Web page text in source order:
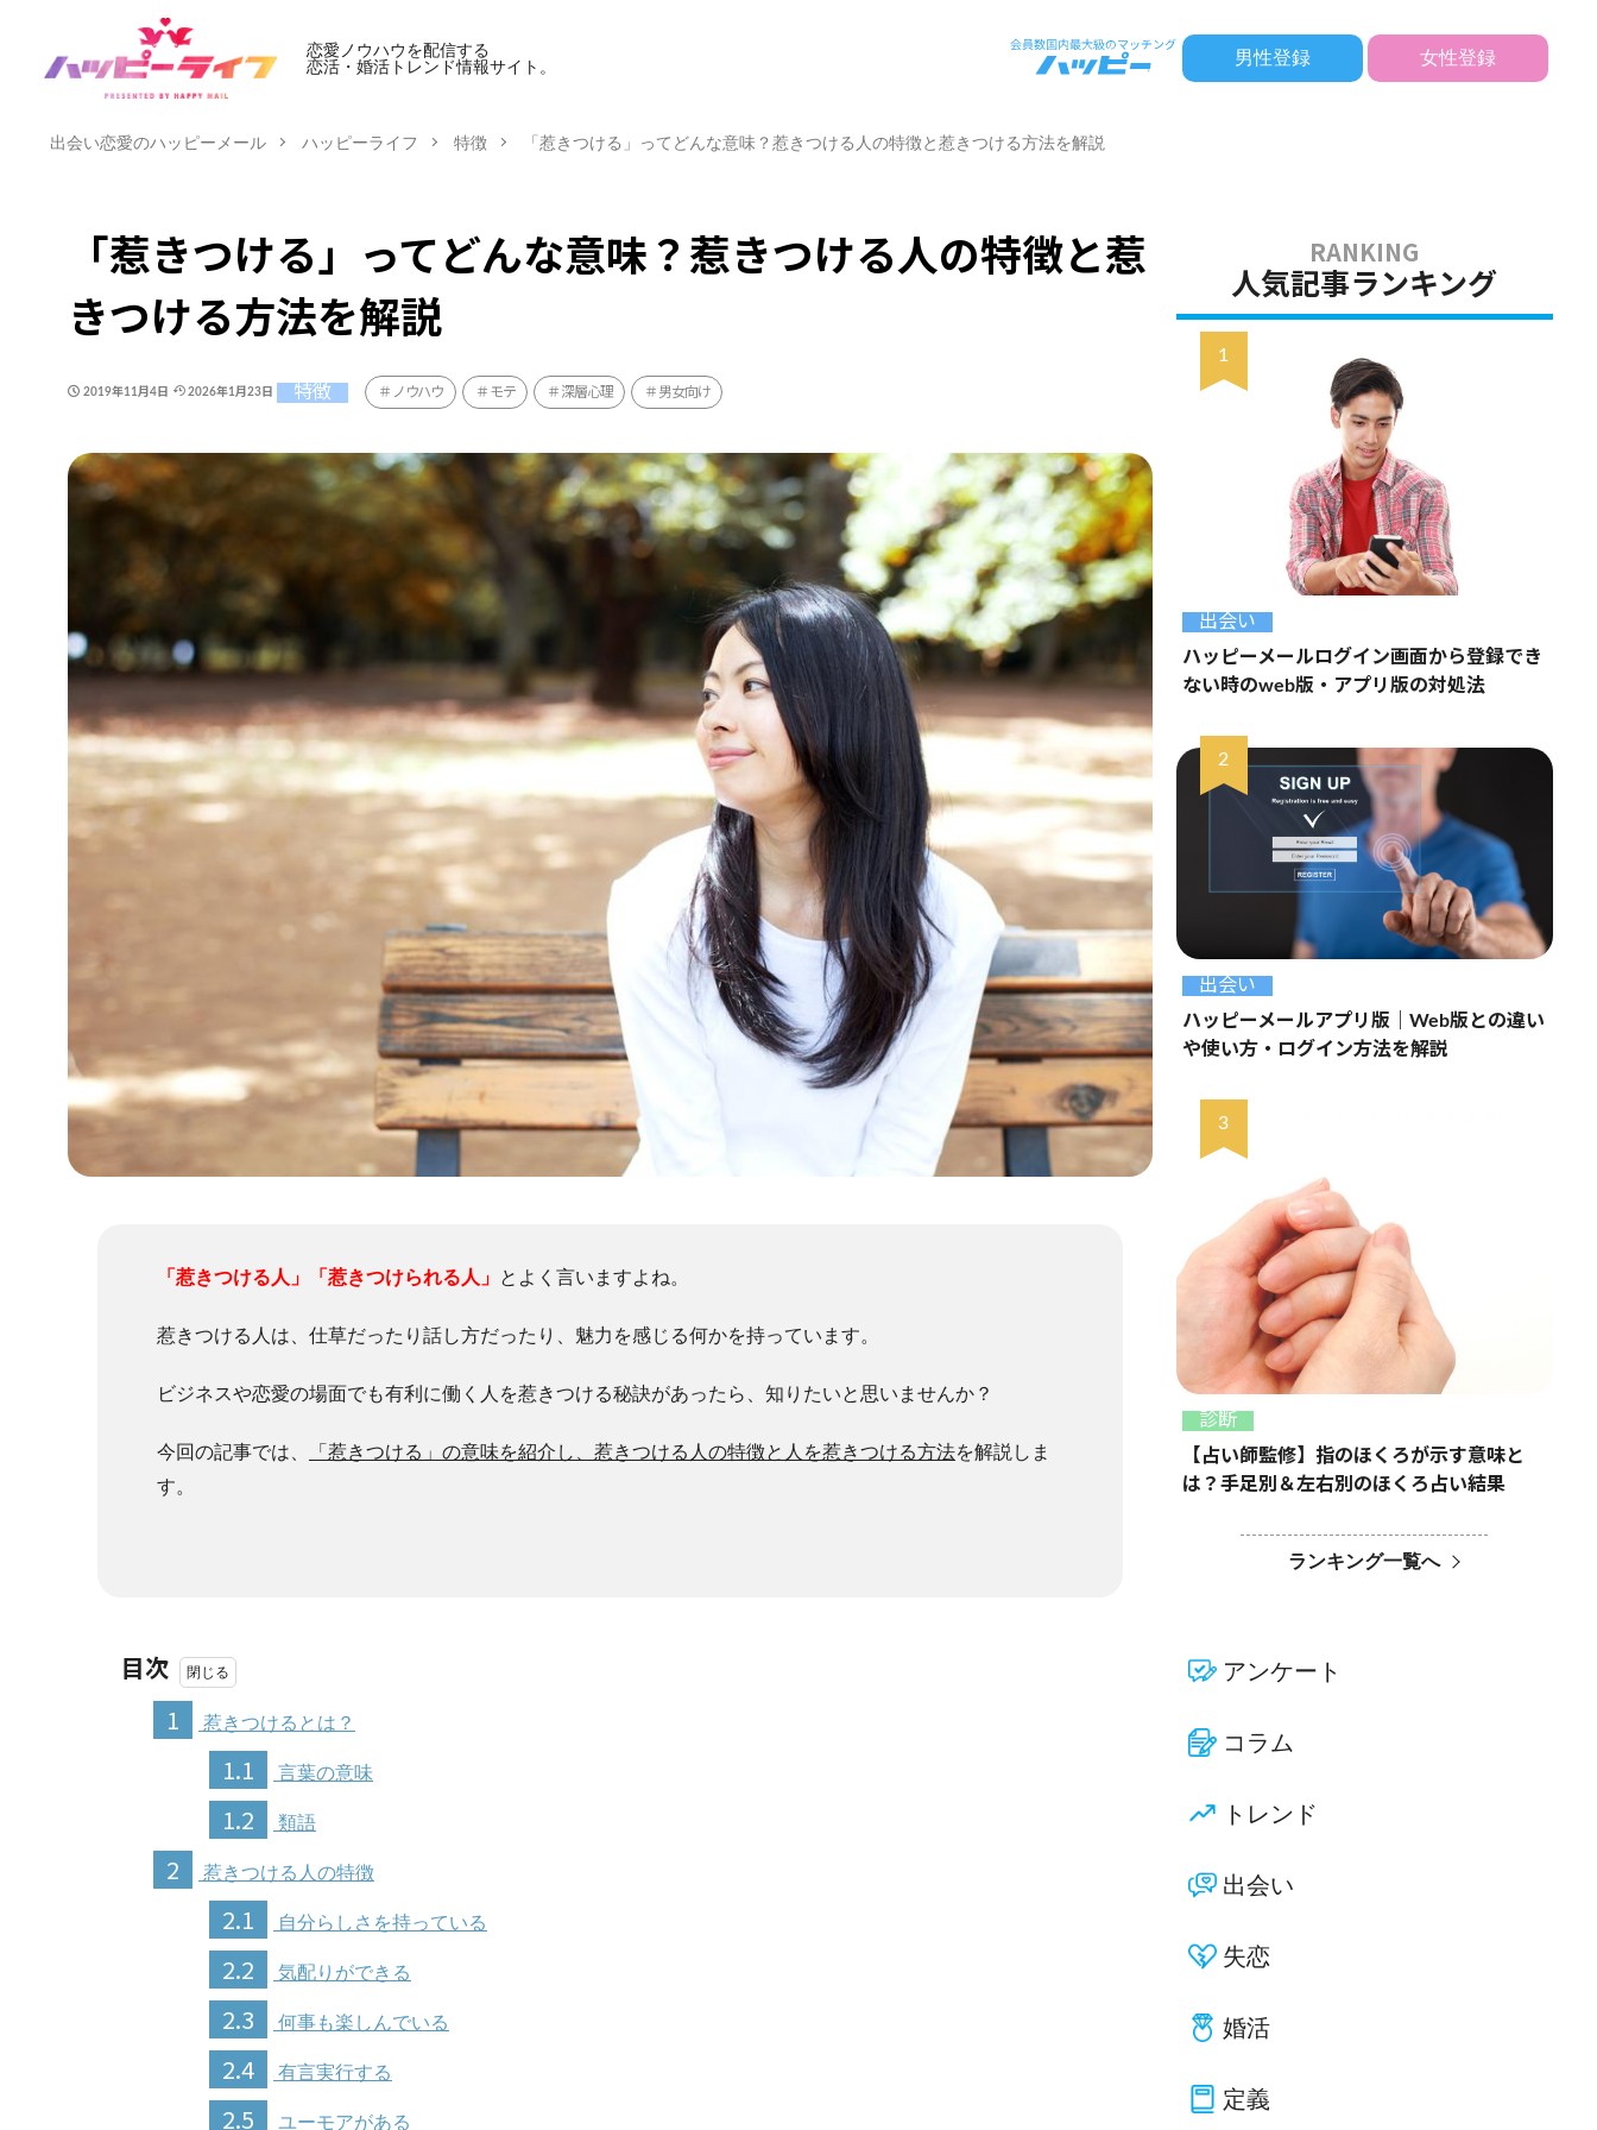
恋愛ノウハウを配信する
恋活・婚活トレンド情報サイト。
男性登録 女性登録
出会い恋愛のハッピーメール ハッピーライフ 特徴 「惹きつける」ってどんな意味？惹きつける人の特徴と惹きつける方法を解説
「惹きつける」ってどんな意味？惹きつける人の特徴と惹
きつける方法を解説
2019年11月4日 2026年1月23日 特徴 ノウハウ モテ 深層心理 男女向け
「惹きつける人」「惹きつけられる人」 とよく言いますよね。
惹きつける人は、仕草だったり話し方だったり、魅力を感じる何かを持っています。
ビジネスや恋愛の場面でも有利に働く人を惹きつける秘訣があったら、知りたいと思いませんか？
今回の記事では、 「惹きつける」の意味を紹介し、惹きつける人の特徴と人を惹きつける方法を解説しま
す。
目次
1
惹きつけるとは？
1.1 言葉の意味
1.2 類語
2 惹きつける人の特徴
2.1 自分らしさを持っている
2.2 気配りができる
2.3 何事も楽しんでいる
2.4 有言実行する
2.5 ユーモアがある
人気記事ランキング
出会い
ハッピーメールログイン画面から登録でき
ない時のweb版・アプリ版の対処法
出会い
ハッピーメールアプリ版｜Web版との違い
や使い方・ログイン方法を解説
診断
【占い師監修】指のほくろが示す意味と
は？手足別＆左右別のほくろ占い結果
ランキング一覧へ
アンケート
コラム
トレンド
出会い
失恋
婚活
定義